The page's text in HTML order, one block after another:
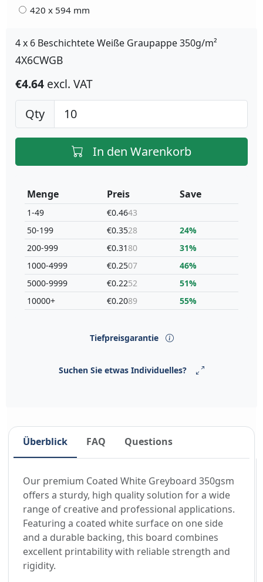
420 x 594 mm
4 x 6 Beschichtete Weiße Graupappe 350g/m²
4X6CWGB
€4.64 excl. VAT
Qty
In den Warenkorb
Menge
1-49
50-199
200-999
1000-4999
5000-9999
10000+
Preis
€0.4643
€0.3528
€0.3180
€0.2507
€0.2252
€0.2089
Save
24%
31%
46%
51%
55%
Tiefpreisgarantie
Suchen Sie etwas Individuelles?
Überblick FAQ Questions
Our premium Coated White Greyboard 350gsm
offers a sturdy, high quality solution for a wide
range of creative and professional applications.
Featuring a coated white surface on one side
and a durable backing, this board combines
excellent printability with reliable strength and
rigidity.